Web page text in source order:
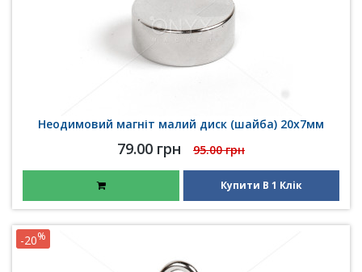
Неодимовий магніт малий диск (шайба) 20х7мм
79.00 грн 95.00 грн
Купити В 1 Клік
-20%